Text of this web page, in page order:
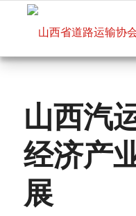
山西汽
经济产
展